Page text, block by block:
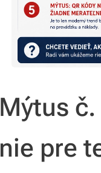
Mýtus
nie pre